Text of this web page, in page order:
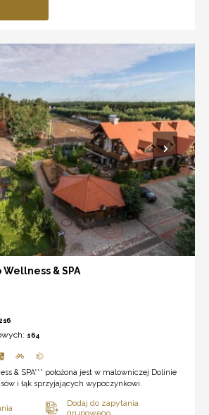
& SPA
164
& SPA*** położona jest w malowniczej Dolinie
i łąk sprzyjających wypoczynkowi.